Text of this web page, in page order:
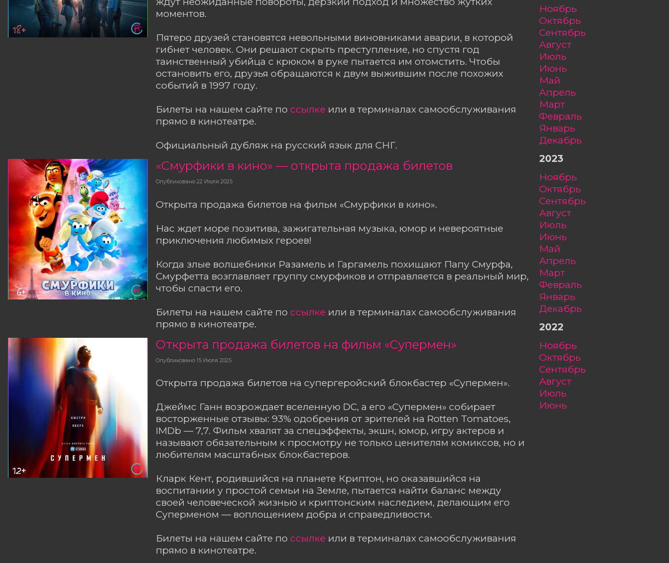
моментов.
Пятеро друзей становятся невольными виновниками аварии, в которой
гибнет человек. Они решают скрыть преступление, но спустя год
таинственный убийца с крюком в руке пытается им отомстить. Чтобы
остановить его, друзья обращаются к двум выжившим после похожих
событий в 1997 году.
Билеты на нашем сайте поссылке или в терминалах самообслуживания
прямо в кинотеатре.
Официальный дубляж на русский язык для СНГ.
«Смурфики в кино» — открыта продажа билетов
Опубликовано 22 Июля 2025
Открыта продажа билетов на фильм «Смурфики в кино».
Нас ждет море позитива, зажигательная музыка, юмор и невероятные
приключения любимых героев!
Когда злые волшебники Разамель и Гаргамель похищают Папу Смурфа,
Смурфетта возглавляет группу смурфиков и отправляется в реальный мир,
чтобы спасти его.
Билеты на нашем сайте поссылке или в терминалах самообслуживания
прямо в кинотеатре.
Открыта продажа билетов на фильм «Супермен»
Опубликовано 15 Июля 2025
Открыта продажа билетов на супергеройский блокбастер «Супермен».
Джеймс Ганн возрождает вселенную DC, а его «Супермен» собирает
восторженные отзывы: 93% одобрения от зрителей на Rotten Tomatoes,
IMDb — 7,7. Фильм хвалят за спецэффекты, экшн, юмор, игру актеров и
называют обязательным к просмотру не только ценителям комиксов, но и
любителям масштабных блокбастеров.
Кларк Кент, родившийся на планете Криптон, но оказавшийся на
воспитании у простой семьи на Земле, пытается найти баланс между
своей человеческой жизнью и криптонским наследием, делающим его
Суперменом — воплощением добра и справедливости.
Билеты на нашем сайте поссылке или в терминалах самообслуживания
прямо в кинотеатре.
ноябрь
октябрь
сентябрь
август
июль
июнь
май
апрель
март
февраль
январь
декабрь
2023
ноябрь
октябрь
сентябрь
август
июль
июнь
май
апрель
март
февраль
январь
декабрь
2022
ноябрь
октябрь
сентябрь
август
июль
июнь